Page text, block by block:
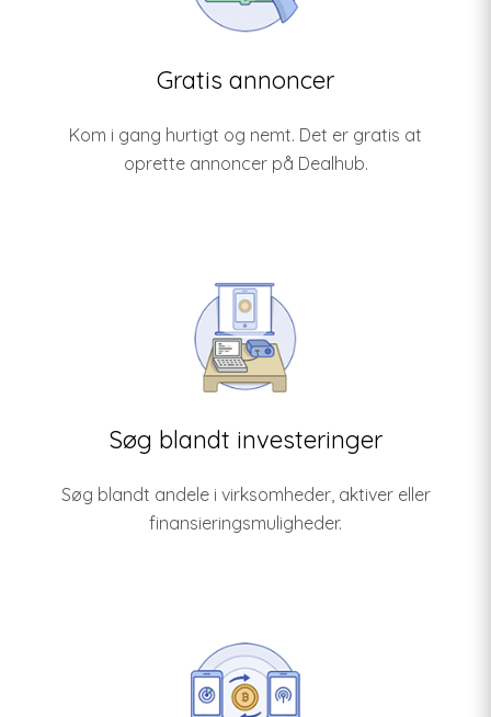
Gratis annoncer
Kom i gang hurtigt og nemt. Det er gratis at
oprette annoncer på Dealhub.
Søg blandt investeringer
Søg blandt andele i virksomheder, aktiver eller
finansieringsmuligheder.